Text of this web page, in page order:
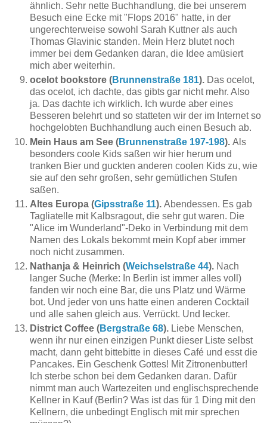
ähnlich. Sehr nette Buchhandlung, die bei unserem
Besuch eine Ecke mit "Flops 2016" hatte, in der
ungerechterweise sowohl Sarah Kuttner als auch
Thomas Glavinic standen. Mein Herz blutet noch
immer bei dem Gedanken daran, die Idee amüsiert
mich aber weiterhin.
ocelot bookstore (Brunnenstraße 181). Das ocelot,
das ocelot, ich dachte, das gibts gar nicht mehr. Also
ja. Das dachte ich wirklich. Ich wurde aber eines
Besseren belehrt und so statteten wir der im Internet so
hochgelobten Buchhandlung auch einen Besuch ab.
Mein Haus am See (Brunnenstraße 197-198). Als
besonders coole Kids saßen wir hier herum und
tranken Bier und guckten anderen coolen Kids zu, wie
sie auf den sehr großen, sehr gemütlichen Stufen
saßen.
Altes Europa (Gipsstraße 11). Abendessen. Es gab
Tagliatelle mit Kalbsragout, die sehr gut waren. Die
"Alice im Wunderland"-Deko in Verbindung mit dem
Namen des Lokals bekommt mein Kopf aber immer
noch nicht zusammen.
Nathanja & Heinrich (Weichselstraße 44). Nach
langer Suche (Merke: In Berlin ist immer alles voll)
fanden wir noch eine Bar, die uns Platz und Wärme
bot. Und jeder von uns hatte einen anderen Cocktail
und alle sahen gleich aus. Verrückt. Und lecker.
District Coffee (Bergstraße 68). Liebe Menschen,
wenn ihr nur einen einzigen Punkt dieser Liste selbst
macht, dann geht bittebitte in dieses Café und esst die
Pancakes. Ein Geschenk Gottes! Mit Zitronenbutter!
Ich sterbe schon bei dem Gedanken daran. Dafür
nimmt man auch Wartezeiten und englischsprechende
Kellner in Kauf (Berlin? Was ist das für 1 Ding mit den
Kellnern, die unbedingt Englisch mit mir sprechen